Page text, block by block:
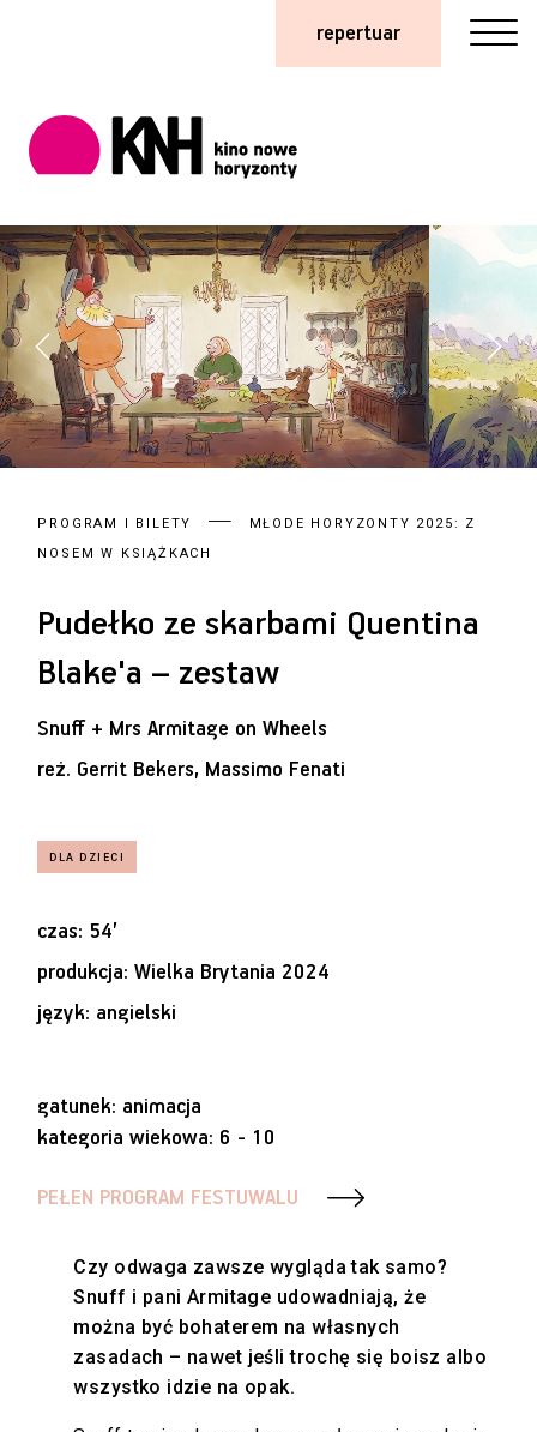
repertuar
PROGRAM I BILETY
MŁODE HORYZONTY 2025: Z
NOSEM W KSIĄŻKACH
Pudełko ze skarbami Quentina
Blake'a – zestaw
Snuff + Mrs Armitage on Wheels
reż. Gerrit Bekers, Massimo Fenati
czas: 54’
produkcja: Wielka Brytania 2024
język: angielski
gatunek: animacja
kategoria wiekowa: 6 - 10
PEŁEN PROGRAM FESTUWALU
Czy odwaga zawsze wygląda tak samo?
Snuff i pani Armitage udowadniają, że
można być bohaterem na własnych
zasadach – nawet jeśli trochę się boisz albo
wszystko idzie na opak.